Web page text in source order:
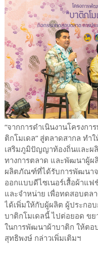
“จากการดำเนินงานโครง
ติกโมเดล” สู่ตลาดสากล ทำ
เสริมภูมิปัญญาท้องถิ่นและผ
ทางการตลาด และพัฒนาผู้ผ
ผลิตภัณฑ์ที่ได้รับการพัฒนาจ
ออกแบบดีไซเนอร์เสื้อผ้าแ
และจำหน่าย เพื่อทดสอบตล
ได้เพิ่มให้กับผู้ผลิต ผู้ประกอบ
บาติกโมเดลนี้ ไปต่อยอด ข
ในการพัฒนาผ้าบาติก ให้ตอ
สุทธิพงษ์ กล่าวเพิ่มเติมฯ